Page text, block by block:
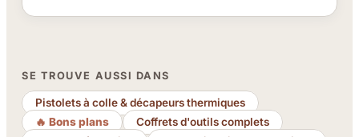
SE TROUVE AUSSI DANS
Pistolets à colle & décapeurs thermiques
🔥 Bons plans
Coffrets d'outils complets